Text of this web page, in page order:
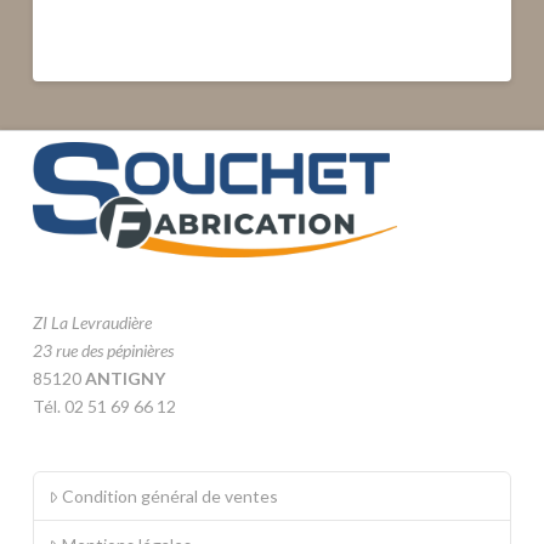
ZI La Levraudière
23 rue des pépinières
85120ANTIGNY
Tél. 02 51 69 66 12
Condition général de ventes